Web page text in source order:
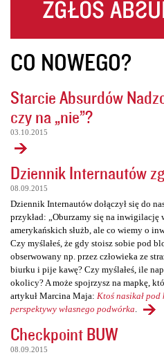
CO NOWEGO?
Starcie Absurdów
czy na „nie”?
03.10.2015
Dziennik Internautów
08.09.2015
Dziennik Internautów dołączył się do
przykład: „Oburzamy się na inwigilację
amerykańskich służb, ale co wiemy o
Czy myślałeś, że gdy stoisz sobie pod
obserwowany np. przez człowieka ze
biurku i pije kawę? Czy myślałeś, ile
okolicy? A może spojrzysz na mapkę,
artykuł Marcina Maja: Ktoś nasikał
perspektywy własnego podwórka
Checkpoint BUW
08.09.2015